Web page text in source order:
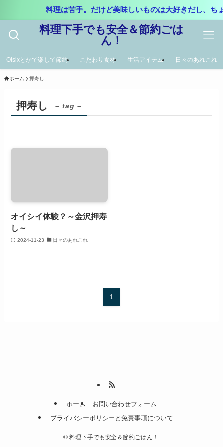
料理は苦手。だけど美味しいものは大好きだし、ち
料理下手でも安全＆節約ごは
ん！
Oisixとかで楽して節約 こだわり食材 生活アイテム 日々のあれこれ
ホーム 押寿し
押寿し – tag –
オイシイ体験？～金沢押寿
し～
2024-11-23 日々のあれこれ
1
ホーム
お問い合わせフォーム
プライバシーポリシーと免責事項について
©料理下手でも安全＆節約ごはん！.